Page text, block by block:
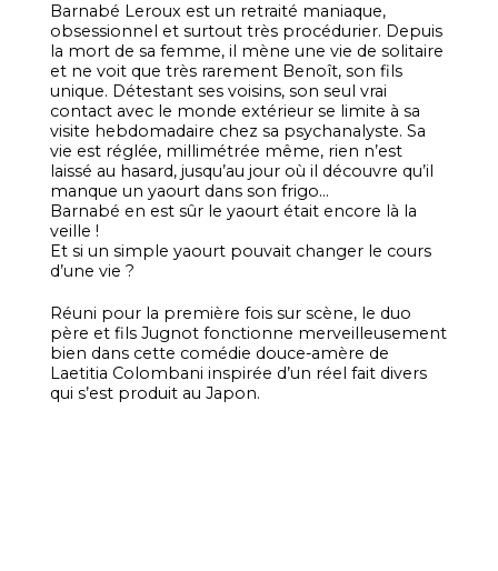
Barnabé Leroux est un retraité maniaque,
obsessionnel et surtout très procédurier. Depuis
la mort de sa femme, il mène une vie de solitaire
et ne voit que très rarement Benoît, son fils
unique. Détestant ses voisins, son seul vrai
contact avec le monde extérieur se limite à sa
visite hebdomadaire chez sa psychanalyste. Sa
vie est réglée, millimétrée même, rien n’est
laissé au hasard, jusqu’au jour où il découvre qu’il
manque un yaourt dans son frigo...
Barnabé en est sûr le yaourt était encore là la
veille !
Et si un simple yaourt pouvait changer le cours
d’une vie ?
Réuni pour la première fois sur scène, le duo
père et fils Jugnot fonctionne merveilleusement
bien dans cette comédie douce-amère de
Laetitia Colombani inspirée d’un réel fait divers
qui s’est produit au Japon.